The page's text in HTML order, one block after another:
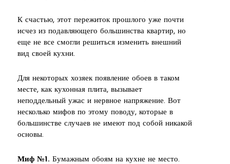
К счастью, этот пережиток прошлого уже почти
исчез из подавляющего большинства квартир, но
еще не все смогли решиться изменить внешний
вид своей кухни.
Для некоторых хозяек появление обоев в таком
месте, как кухонная плита, вызывает
неподдельный ужас и нервное напряжение. Вот
несколько мифов по этому поводу, которые в
большинстве случаев не имеют под собой никакой
основы.
Миф №1. Бумажным обоям на кухне не место.